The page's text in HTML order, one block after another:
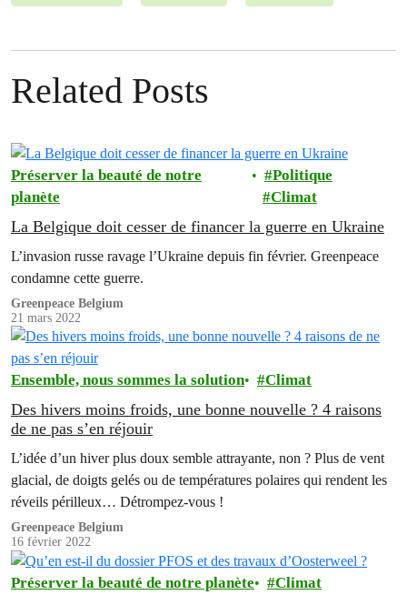
Related Posts
Préserver la beauté de notre
planète
Politique
Climat
La Belgique doit cesser de financer la guerre en Ukraine
L’invasion russe ravage l’Ukraine depuis fin février. Greenpeace
condamne cette guerre.
Greenpeace Belgium
21 mars 2022
Ensemble, nous sommes la solution Climat
Des hivers moins froids, une bonne nouvelle ? 4 raisons
de ne pas s’en réjouir
L’idée d’un hiver plus doux semble attrayante, non ? Plus de vent
glacial, de doigts gelés ou de températures polaires qui rendent les
réveils périlleux… Détrompez-vous !
Greenpeace Belgium
16 février 2022
Préserver la beauté de notre planète Climat